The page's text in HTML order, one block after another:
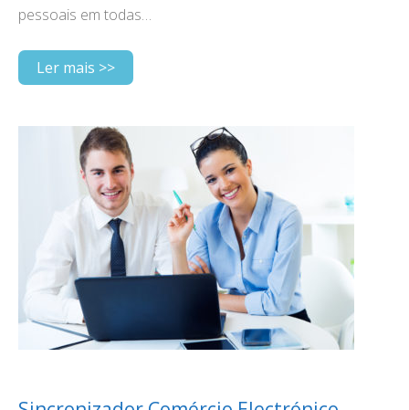
pessoais em todas…
Ler mais >>